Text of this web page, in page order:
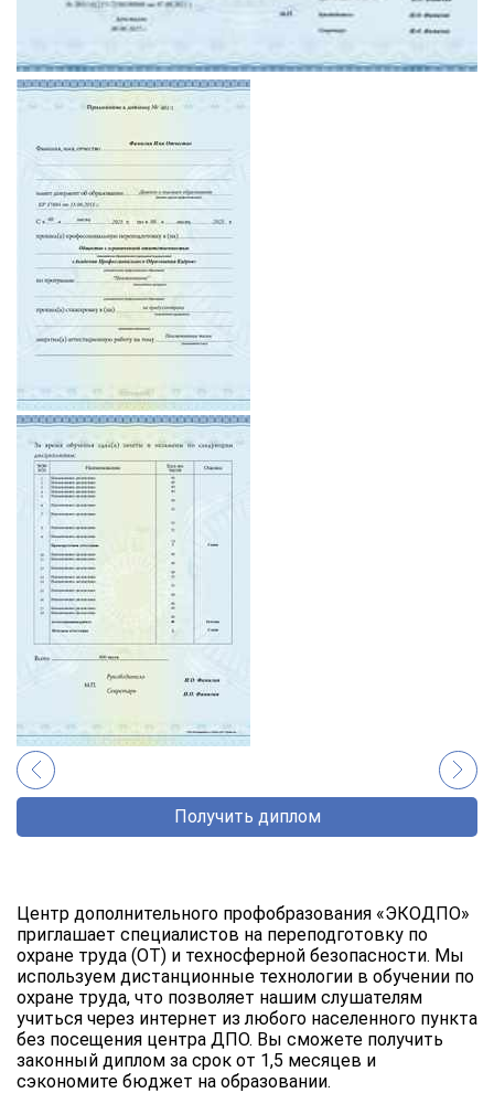
Получить диплом
Центр дополнительного профобразования «ЭКОДПО»
приглашает специалистов на переподготовку по
охране труда (ОТ) и техносферной безопасности. Мы
используем дистанционные технологии в обучении по
охране труда, что позволяет нашим слушателям
учиться через интернет из любого населенного пункта
без посещения центра ДПО. Вы сможете получить
законный диплом за срок от 1,5 месяцев и
сэкономите бюджет на образовании.